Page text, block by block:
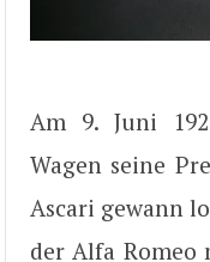
Am 9. Juni
Wagen seine
Ascari gewann
der Alfa Romeo